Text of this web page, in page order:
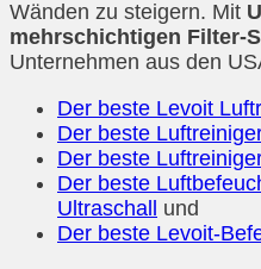
Wänden zu steigern. Mit
mehrschichtigen Filter-
Unternehmen aus den
Der beste Levoit
Der beste
Der beste
Der beste
Ultraschall und
Der beste Levoit-